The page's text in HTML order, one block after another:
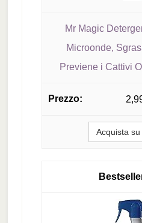
Mr Magic
Microonde,
Previene i Cattivi
Acquista su